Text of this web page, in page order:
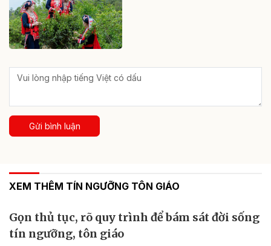
Gửi bình luận
XEM THÊM TÍN NGƯỠNG TÔN GIÁO
Gọn thủ tục, rõ quy trình để bám sát đời sống
tín ngưỡng, tôn giáo